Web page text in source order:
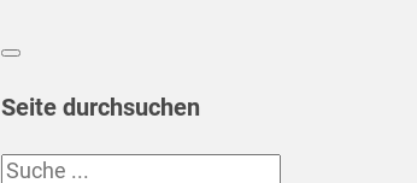
Seite durchsuchen
Suchen